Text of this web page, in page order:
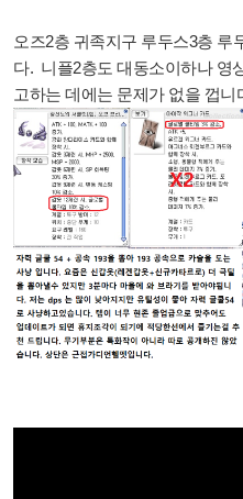
오즈2층 귀족지구 루두스3층 루
다. 니플2층도 대동소이하나 영
고하는 데에는 문제가 없을 껍니